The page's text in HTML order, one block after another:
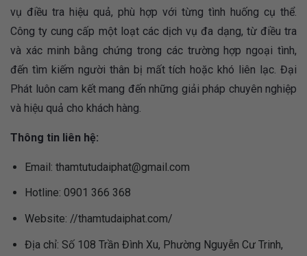
vụ điều tra hiệu quả, phù hợp với từng tình huống cụ thể.
Công ty cung cấp một loạt các dịch vụ đa dạng, từ điều tra
và xác minh bằng chứng trong các trường hợp ngoại tình,
đến tìm kiếm người thân bị mất tích hoặc khó liên lạc. Đại
Phát luôn cam kết mang đến những giải pháp chuyên nghiệp
và hiệu quả cho khách hàng.
Thông tin liên hệ:
Email: thamtutudaiphat@gmail.com
Hotline: 0901 366 368
Website: //thamtudaiphat.com/
Địa chỉ: Số 108 Trần Đình Xu, Phường Nguyễn Cư Trinh,